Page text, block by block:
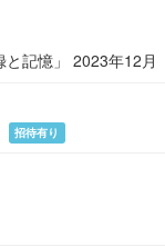
記憶」 2023年12月
招待有り